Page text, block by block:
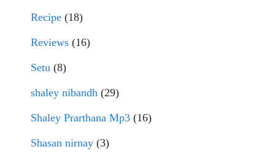
Recipe (18)
Reviews (16)
Setu (8)
shaley nibandh (29)
Shaley Prarthana Mp3 (16)
Shasan nirnay (3)